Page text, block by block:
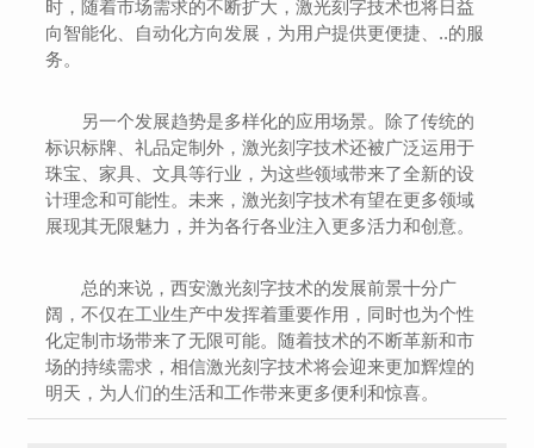
时，随着市场需求的不断扩大，激光刻字技术也将日益
向智能化、自动化方向发展，为用户提供更便捷、..的服
务。
另一个发展趋势是多样化的应用场景。除了传统的
标识标牌、礼品定制外，激光刻字技术还被广泛运用于
珠宝、家具、文具等行业，为这些领域带来了全新的设
计理念和可能性。未来，激光刻字技术有望在更多领域
展现其无限魅力，并为各行各业注入更多活力和创意。
总的来说，西安激光刻字技术的发展前景十分广
阔，不仅在工业生产中发挥着重要作用，同时也为个性
化定制市场带来了无限可能。随着技术的不断革新和市
场的持续需求，相信激光刻字技术将会迎来更加辉煌的
明天，为人们的生活和工作带来更多便利和惊喜。